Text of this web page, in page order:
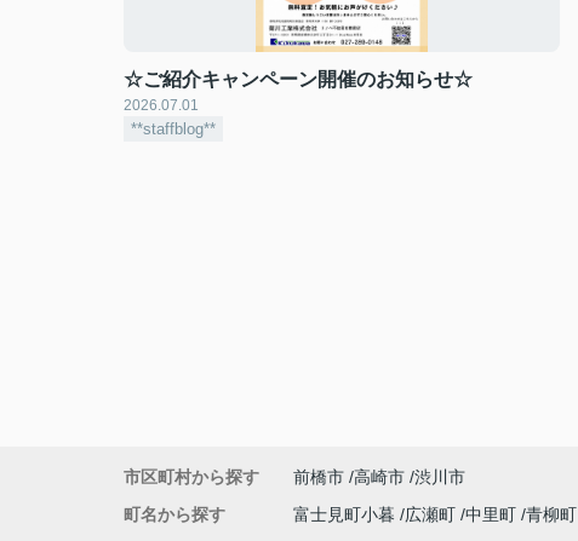
☆ご紹介キャンペーン開催のお知らせ☆
2026.07.01
**staffblog**
市区町村から探す 前橋市 高崎市 渋川市
町名から探す
富士見町小暮 広瀬町 中里町 青柳町